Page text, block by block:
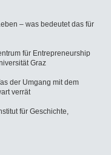
– was bedeutet das für
für Entrepreneurship
Graz
der Umgang mit dem
verrät
für Geschichte,